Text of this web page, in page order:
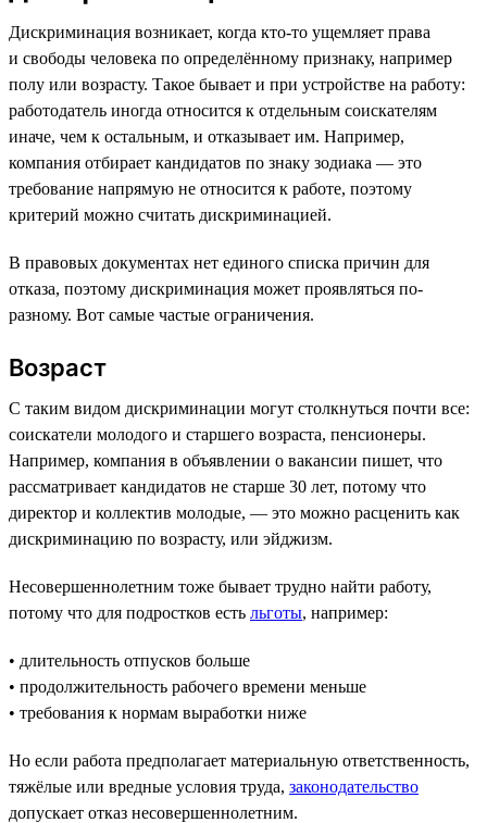
Дискриминация возникает, когда кто-то ущемляет права
и свободы человека по определённому признаку, например
полу или возрасту. Такое бывает и при устройстве на работу:
работодатель иногда относится к отдельным соискателям
иначе, чем к остальным, и отказывает им. Например,
компания отбирает кандидатов по знаку зодиака — это
требование напрямую не относится к работе, поэтому
критерий можно считать дискриминацией.
В правовых документах нет единого списка причин для
отказа, поэтому дискриминация может проявляться по-
разному. Вот самые частые ограничения.
Возраст
С таким видом дискриминации могут столкнуться почти все:
соискатели молодого и старшего возраста, пенсионеры.
Например, компания в объявлении о вакансии пишет, что
рассматривает кандидатов не старше 30 лет, потому что
директор и коллектив молодые, — это можно расценить как
дискриминацию по возрасту, или эйджизм.
Несовершеннолетним тоже бывает трудно найти работу,
потому что для подростков есть льготы, например:
• длительность отпусков больше
• продолжительность рабочего времени меньше
• требования к нормам выработки ниже
Но если работа предполагает материальную ответственность,
тяжёлые или вредные условия труда, законодательство
допускает отказ несовершеннолетним.